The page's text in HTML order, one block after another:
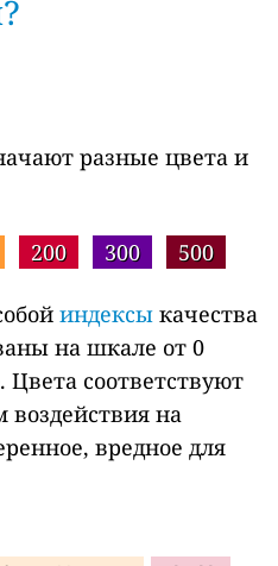
разные цвета и
200 300 500
индексы качества
на шкале от 0
Цвета соответствуют
на
вредное для